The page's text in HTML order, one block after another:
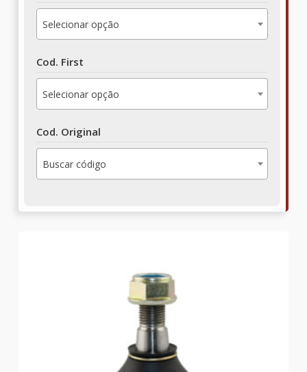
Selecionar opção
Cod. First
Selecionar opção
Cod. Original
Buscar código